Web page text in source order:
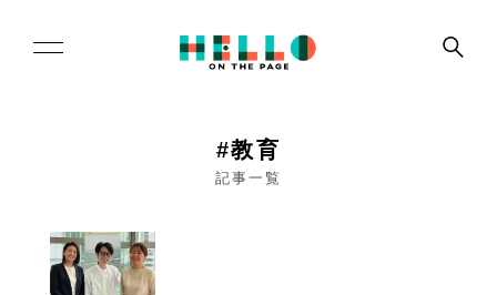
#教育
記事一覧